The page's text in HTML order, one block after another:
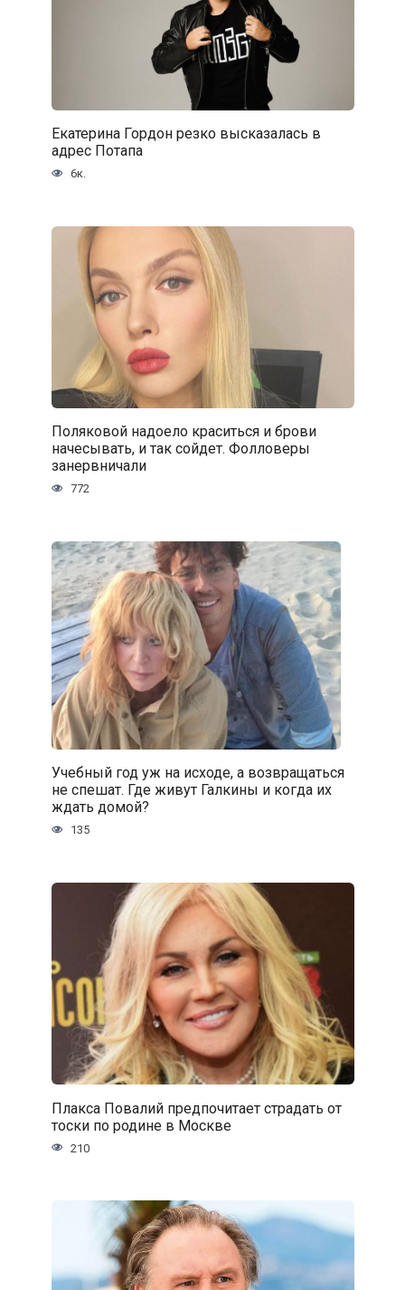
Екатерина Гордон резко высказалась в
адрес Потапа
6к.
Поляковой надоело краситься и брови
начесывать, и так сойдет. Фолловеры
занервничали
772
Учебный год уж на исходе, а возвращаться
не спешат. Где живут Галкины и когда их
ждать домой?
135
Плакса Повалий предпочитает страдать от
тоски по родине в Москве
210